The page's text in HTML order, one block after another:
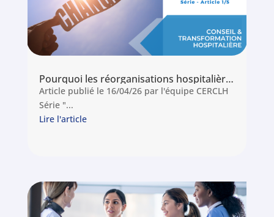
Pourquoi les réorganisations hospitalières n’aboutissent pas. Et ce que dit l’État à ce sujet
Article publié le 16/04/26 par l'équipe CERCLH
Série "...
Lire l'article